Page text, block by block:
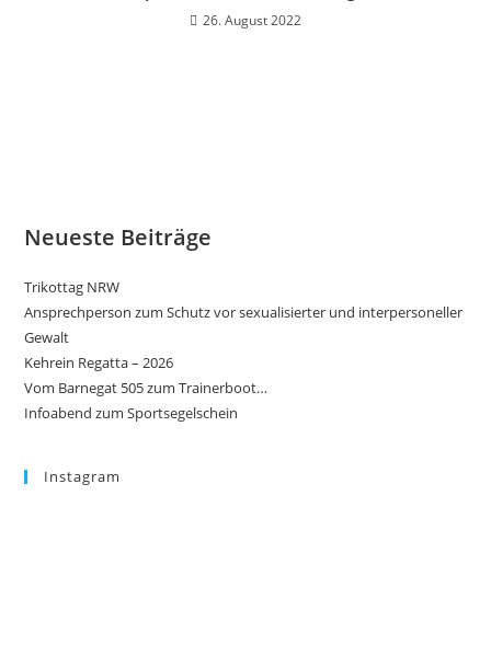
26. August 2022
Neueste Beiträge
Trikottag NRW
Ansprechperson zum Schutz vor sexualisierter und interpersoneller
Gewalt
Kehrein Regatta – 2026
Vom Barnegat 505 zum Trainerboot…
Infoabend zum Sportsegelschein
Instagram